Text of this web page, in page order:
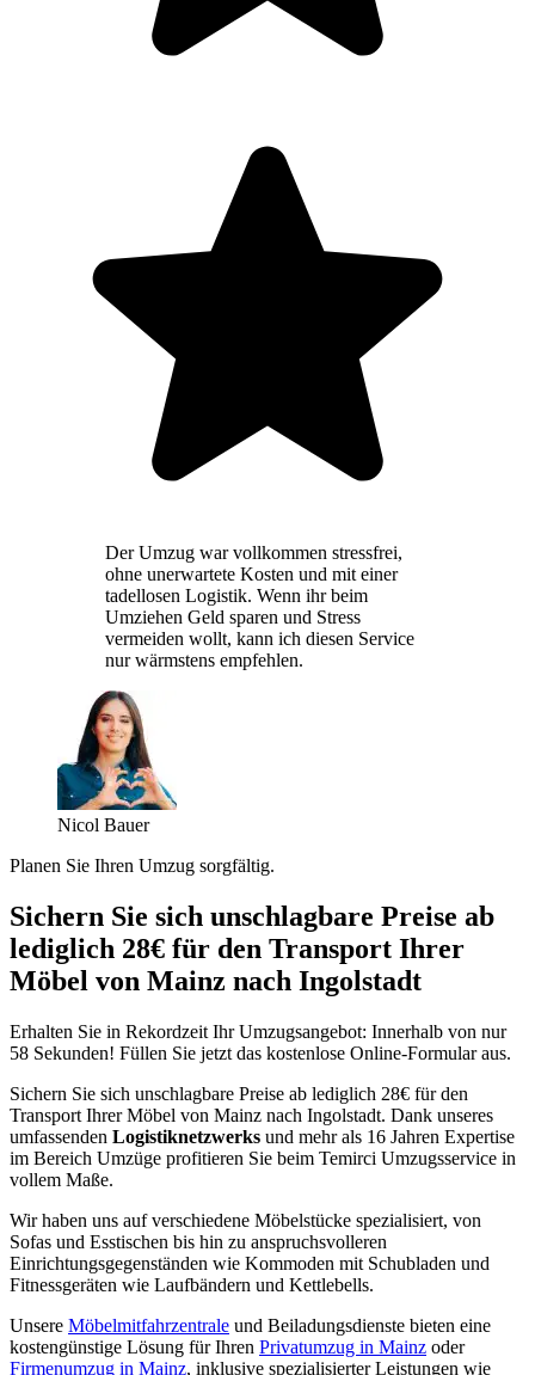
Der Umzug war vollkommen stressfrei,
ohne unerwartete Kosten und mit einer
tadellosen Logistik. Wenn ihr beim
Umziehen Geld sparen und Stress
vermeiden wollt, kann ich diesen Service
nur wärmstens empfehlen.
Nicol Bauer
Planen Sie Ihren Umzug sorgfältig.
Sichern Sie sich unschlagbare Preise ab
lediglich 28€ für den Transport Ihrer
Möbel von Mainz nach Ingolstadt
Erhalten Sie in Rekordzeit Ihr Umzugsangebot: Innerhalb von nur
58 Sekunden! Füllen Sie jetzt das kostenlose Online-Formular aus.
Sichern Sie sich unschlagbare Preise ab lediglich 28€ für den
Transport Ihrer Möbel von Mainz nach Ingolstadt. Dank unseres
umfassenden Logistiknetzwerks und mehr als 16 Jahren Expertise
im Bereich Umzüge profitieren Sie beim Temirci Umzugsservice in
vollem Maße.
Wir haben uns auf verschiedene Möbelstücke spezialisiert, von
Sofas und Esstischen bis hin zu anspruchsvolleren
Einrichtungsgegenständen wie Kommoden mit Schubladen und
Fitnessgeräten wie Laufbändern und Kettlebells.
Unsere Möbelmitfahrzentrale und Beiladungsdienste bieten eine
kostengünstige Lösung für Ihren Privatumzug in Mainz oder
Firmenumzug in Mainz, inklusive spezialisierter Leistungen wie